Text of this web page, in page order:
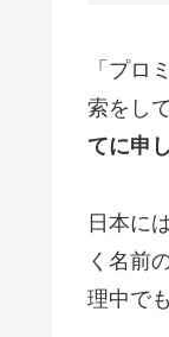
「プロ
索をし
てに申
日本に
く名前
理中で